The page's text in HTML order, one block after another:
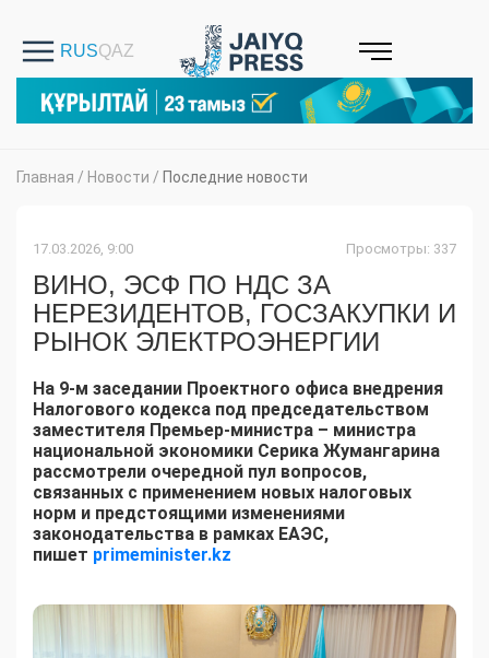
Главная / Новости / Последние новости
17.03.2026, 9:00 Просмотры: 337
ВИНО, ЭСФ ПО НДС ЗА
НЕРЕЗИДЕНТОВ, ГОСЗАКУПКИ И
РЫНОК ЭЛЕКТРОЭНЕРГИИ
На 9-м заседании Проектного офиса внедрения
Налогового кодекса под председательством
заместителя Премьер-министра – министра
национальной экономики Серика Жумангарина
рассмотрели очередной пул вопросов,
связанных с применением новых налоговых
норм и предстоящими изменениями
законодательства в рамках ЕАЭС,
пишет primeminister.kz